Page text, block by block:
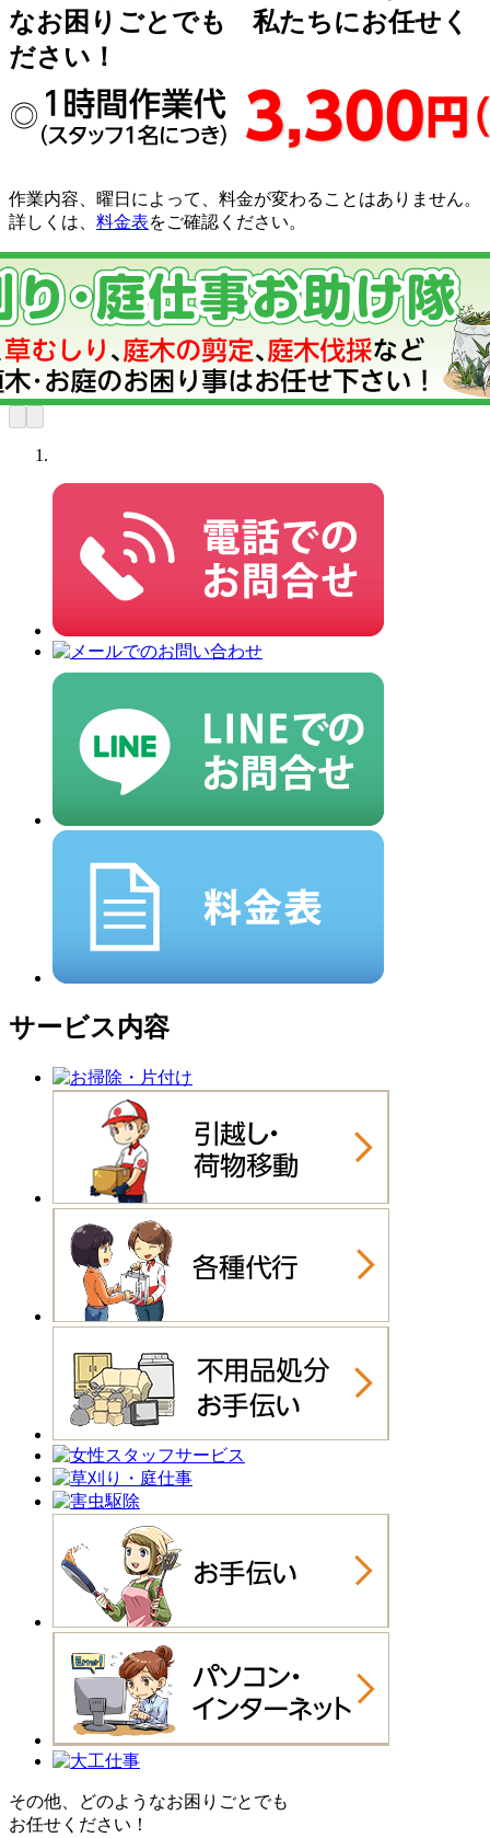
作業内容、曜日によって、料金が変わることはありません。
詳しくは、 料金表をご確認ください。
サービス内容
その他、どのようなお困りごとでも
お任せください！